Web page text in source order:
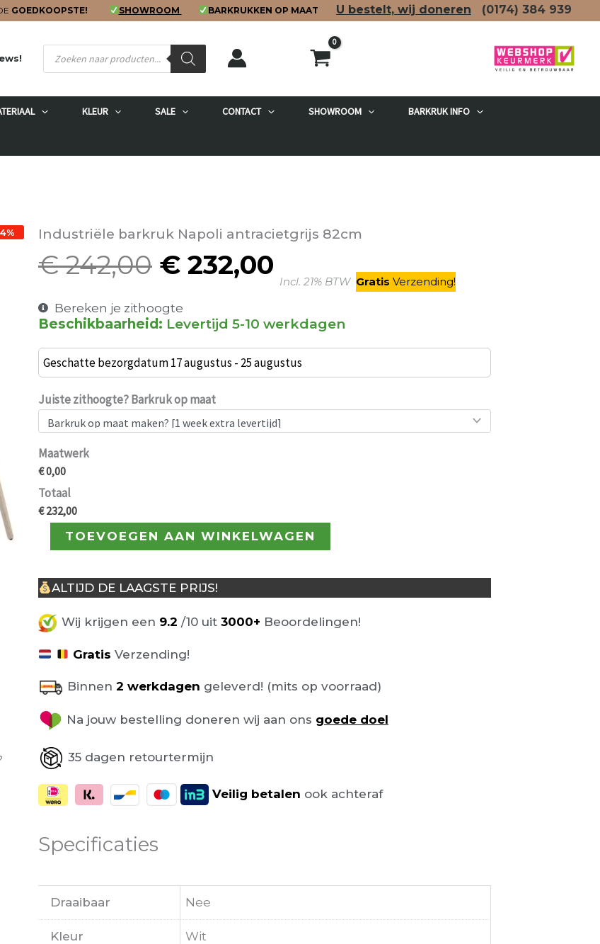
GOEDKOOPSTE! SHOWROOM BARKRUKKEN OP MAAT U bestelt, wij doneren (0174) 384 939
Producten
zoeken
KLEUR SALE CONTACT SHOWROOM BARKRUK INFO
Industriële barkruk Napoli antracietgrijs 82cm
€242,00 Oorspronkelijke
was:
€ 242,00.
€ 232,00 Huidige
prijs
is:
€ 232,00.
Incl. 21% BTW Gratis Verzending!
Bereken je zithoogte
Beschikbaarheid: Levertijd 5-10 werkdagen
Geschatte bezorgdatum 17 augustus - 25 augustus
Juiste zithoogte? Barkruk op maat
Maatwerk
€ 0,00
Totaal
€ 232,00
van
2
Zenta
Barkrukken
Wit-
Blank
aantal
TOEVOEGEN AAN WINKELWAGEN
ALTIJD DE LAAGSTE PRIJS!
Wij krijgen een 9.2 /10 uit 3000+ Beoordelingen!
Gratis Verzending!
Binnen 2 werkdagen geleverd! (mits op voorraad)
Na jouw bestelling doneren wij aan ons goede doel
35 dagen retourtermijn
Veilig betalen ook achteraf
Specificaties
Draaibaar Nee
Kleur Wit